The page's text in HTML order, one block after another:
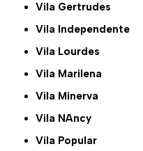
Vila Gertrudes
Vila Independente
Vila Lourdes
Vila Marilena
Vila Minerva
Vila NAncy
Vila Popular